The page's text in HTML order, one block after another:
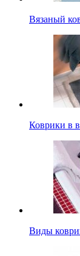
Вязаный
Коврики в
Виды